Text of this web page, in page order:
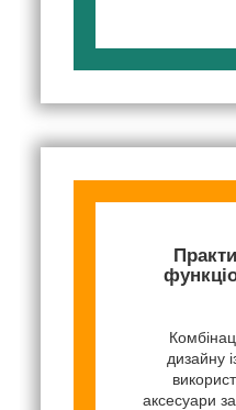
дизайну
аксесуари